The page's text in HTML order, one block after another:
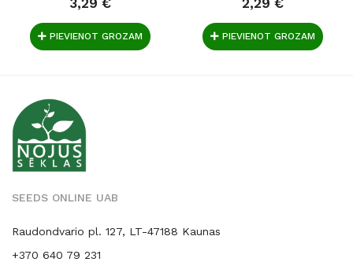
PIEVIENOT GROZAM PIEVIENOT GROZAM
SEEDS ONLINE UAB
Raudondvario pl. 127, LT-47188 Kaunas
+370 640 79 231